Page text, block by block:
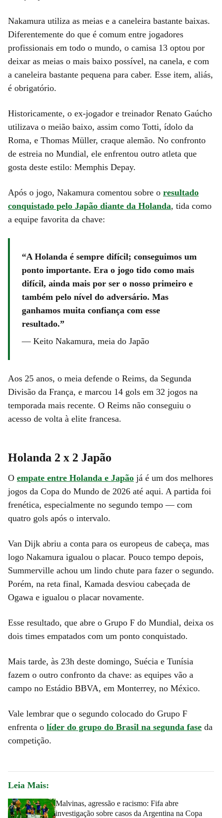
Nakamura utiliza as meias e a caneleira bastante baixas.
Diferentemente do que é comum entre jogadores
profissionais em todo o mundo, o camisa 13 optou por
deixar as meias o mais baixo possível, na canela, e com
a caneleira bastante pequena para caber. Esse item, aliás,
é obrigatório.
Historicamente, o ex-jogador e treinador Renato Gaúcho
utilizava o meião baixo, assim como Totti, ídolo da
Roma, e Thomas Müller, craque alemão. No confronto
de estreia no Mundial, ele enfrentou outro atleta que
gosta deste estilo: Memphis Depay.
Após o jogo, Nakamura comentou sobre o resultado
conquistado pelo Japão diante da Holanda, tida como
a equipe favorita da chave:
A Holanda é sempre difícil; conseguimos um
ponto importante. Era o jogo tido como mais
difícil, ainda mais por ser o nosso primeiro e
também pelo nível do adversário. Mas
ganhamos muita confiança com esse
resultado.
— Keito Nakamura, meia do Japão
Aos 25 anos, o meia defende o Reims, da Segunda
Divisão da França, e marcou 14 gols em 32 jogos na
temporada mais recente. O Reims não conseguiu o
acesso de volta à elite francesa.
Holanda 2 x 2 Japão
O empate entre Holanda e Japão já é um dos melhores
jogos da Copa do Mundo de 2026 até aqui. A partida foi
frenética, especialmente no segundo tempo — com
quatro gols após o intervalo.
Van Dijk abriu a conta para os europeus de cabeça, mas
logo Nakamura igualou o placar. Pouco tempo depois,
Summerville achou um lindo chute para fazer o segundo.
Porém, na reta final, Kamada desviou cabeçada de
Ogawa e igualou o placar novamente.
Esse resultado, que abre o Grupo F do Mundial, deixa os
dois times empatados com um ponto conquistado.
Mais tarde, às 23h deste domingo, Suécia e Tunísia
fazem o outro confronto da chave: as equipes vão a
campo no Estádio BBVA, em Monterrey, no México.
Vale lembrar que o segundo colocado do Grupo F
enfrenta o líder do grupo do Brasil na segunda fase da
competição.
Leia Mais:
Malvinas, agressão e racismo: Fifa abre
investigação sobre casos da Argentina na Copa